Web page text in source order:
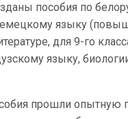
пособия по
языку
для 9-го
языку,
прошли опытную